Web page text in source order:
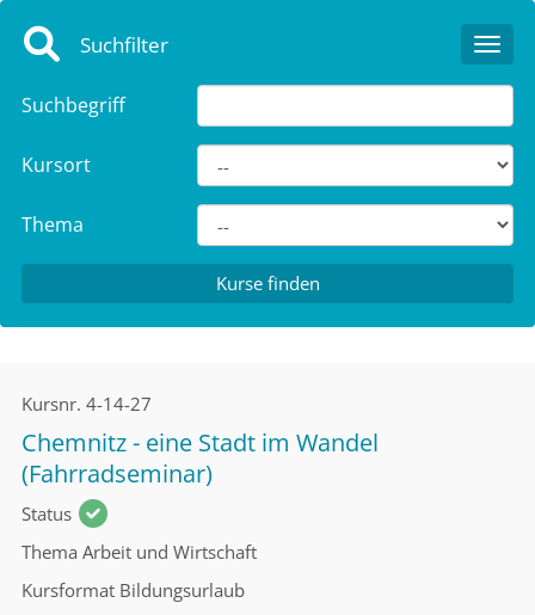
Suchfilter
Suchbegriff
Kursort
Thema
Kursnr. 4-14-27
Chemnitz - eine Stadt im Wandel
(Fahrradseminar)
Status
Thema Arbeit und Wirtschaft
Kursformat Bildungsurlaub